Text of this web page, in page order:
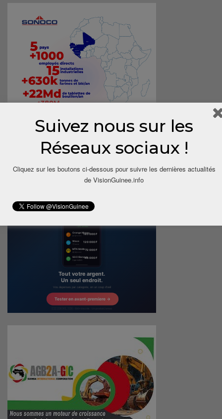
Suivez nous sur les
Réseaux sociaux !
Cliquez sur les boutons ci-dessous pour suivre les dernières actualités
de VisionGuinee.info